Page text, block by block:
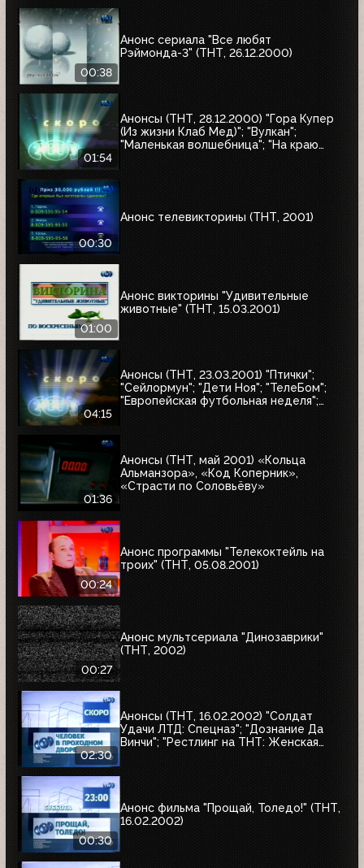
00:38
Анонс сериала "Все любят
Рэймонда-3" (ТНТ, 26.12.2000)
01:54
Анонсы (ТНТ, 28.12.2000) "Гора Купер
(Из жизни Клаб Мед)"; "Вулкан";
"Маленькая волшебница"; "На краю
00:30
Анонс телевикторины (ТНТ, 2001)
01:00
Анонс викторины "Удивительные
животные" (ТНТ, 15.03.2001)
04:15
Анонсы (ТНТ, 23.03.2001) "Птички";
"Сейлормун"; "Дети Ноя"; "ТелеБом";
"Европейская футбольная неделя";
01:36
Анонсы (ТНТ, май 2001) «Кольца
Альманзора», «Код Коперник»,
«Страсти по Соловьёву»
00:24
Анонс программы "Телекоктейль на
троих" (ТНТ, 05.08.2001)
00:27
Анонс мультсериала "Динозаврики"
(ТНТ, 2002)
02:30
Анонсы (ТНТ, 16.02.2002) "Солдат
Удачи ЛТД: Спецназ"; "Дознание Да
Винчи"; "Рестлинг на ТНТ: Женская
00:30
Анонс фильма "Прощай, Толедо!" (ТНТ,
16.02.2002)